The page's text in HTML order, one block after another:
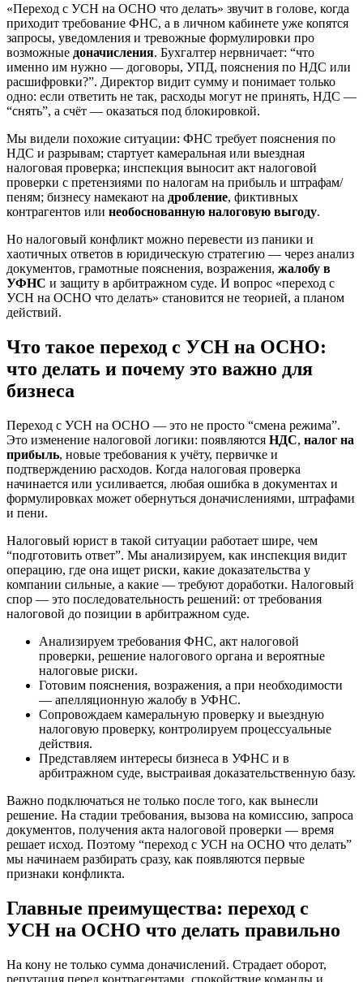
«Переход с УСН на ОСНО что делать» звучит в голове, когда
приходит требование ФНС, а в личном кабинете уже копятся
запросы, уведомления и тревожные формулировки про
возможные доначисления. Бухгалтер нервничает: “что
именно им нужно — договоры, УПД, пояснения по НДС или
расшифровки?”. Директор видит сумму и понимает только
одно: если ответить не так, расходы могут не принять, НДС —
“снять”, а счёт — оказаться под блокировкой.
Мы видели похожие ситуации: ФНС требует пояснения по
НДС и разрывам; стартует камеральная или выездная
налоговая проверка; инспекция выносит акт налоговой
проверки с претензиями по налогам на прибыль и штрафам/
пеням; бизнесу намекают на дробление, фиктивных
контрагентов или необоснованную налоговую выгоду.
Но налоговый конфликт можно перевести из паники и
хаотичных ответов в юридическую стратегию — через анализ
документов, грамотные пояснения, возражения, жалобу в
УФНС и защиту в арбитражном суде. И вопрос «переход с
УСН на ОСНО что делать» становится не теорией, а планом
действий.
Что такое переход с УСН на ОСНО:
что делать и почему это важно для
бизнеса
Переход с УСН на ОСНО — это не просто “смена режима”.
Это изменение налоговой логики: появляются НДС, налог на
прибыль, новые требования к учёту, первичке и
подтверждению расходов. Когда налоговая проверка
начинается или усиливается, любая ошибка в документах и
формулировках может обернуться доначислениями, штрафами
и пени.
Налоговый юрист в такой ситуации работает шире, чем
“подготовить ответ”. Мы анализируем, как инспекция видит
операцию, где она ищет риски, какие доказательства у
компании сильные, а какие — требуют доработки. Налоговый
спор — это последовательность решений: от требования
налоговой до позиции в арбитражном суде.
Анализируем требования ФНС, акт налоговой
проверки, решение налогового органа и вероятные
налоговые риски.
Готовим пояснения, возражения, а при необходимости
— апелляционную жалобу в УФНС.
Сопровождаем камеральную проверку и выездную
налоговую проверку, контролируем процессуальные
действия.
Представляем интересы бизнеса в УФНС и в
арбитражном суде, выстраивая доказательственную базу.
Важно подключаться не только после того, как вынесли
решение. На стадии требования, вызова на комиссию, запроса
документов, получения акта налоговой проверки — время
решает исход. Поэтому “переход с УСН на ОСНО что делать”
мы начинаем разбирать сразу, как появляются первые
признаки конфликта.
Главные преимущества: переход с
УСН на ОСНО что делать правильно
На кону не только сумма доначислений. Страдает оборот,
репутация перед контрагентами, спокойствие команды и